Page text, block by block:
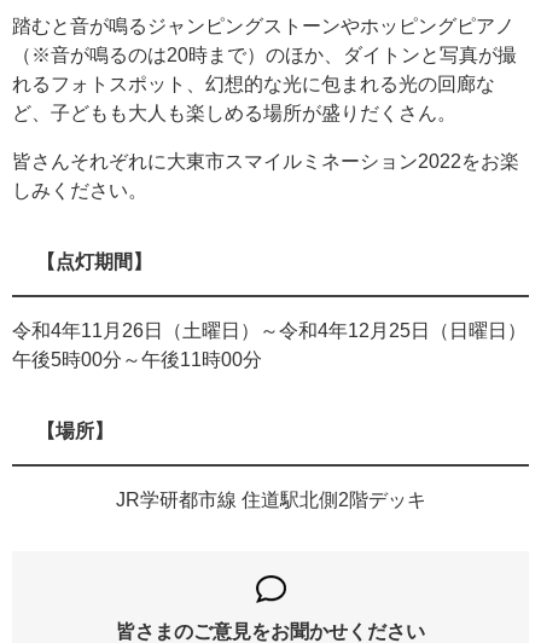
踏むと音が鳴るジャンピングストーンやホッピングピアノ
（※音が鳴るのは20時まで）のほか、ダイトンと写真が撮
れるフォトスポット、幻想的な光に包まれる光の回廊な
ど、子どもも大人も楽しめる場所が盛りだくさん。
皆さんそれぞれに大東市スマイルミネーション2022をお楽
しみください。
【点灯期間】
令和4年11月26日（土曜日）～令和4年12月25日（日曜日）
午後5時00分～午後11時00分
【場所】
JR学研都市線 住道駅北側2階デッキ
皆さまのご意見をお聞かせください